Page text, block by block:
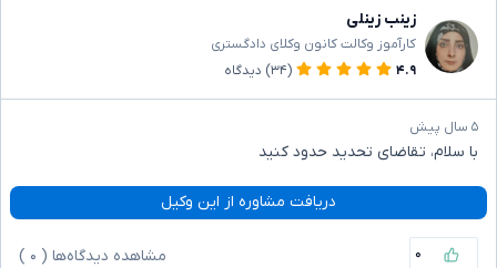
زینب زینلی
کارآموز وکالت کانون وکلای دادگستری
۴.۹
(۳۴) دیدگاه
۵ سال پیش
با سلام، تقاضای تحدید حدود کنید
دریافت مشاوره از این وکیل
۰ مشاهده دیدگاه‌ها ( ۰